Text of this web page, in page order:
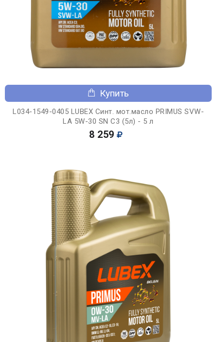
Купить
L034-1549-0405 LUBEX Синт. мот.масло PRIMUS SVW-
LA 5W-30 SN C3 (5л) - 5 л
8 259